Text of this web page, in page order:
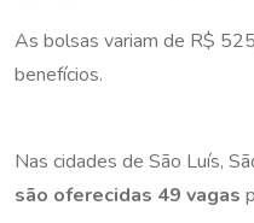
As bolsas variam de R$
benefícios.
Nas cidades de São Luís,
são oferecidas 49 vagas